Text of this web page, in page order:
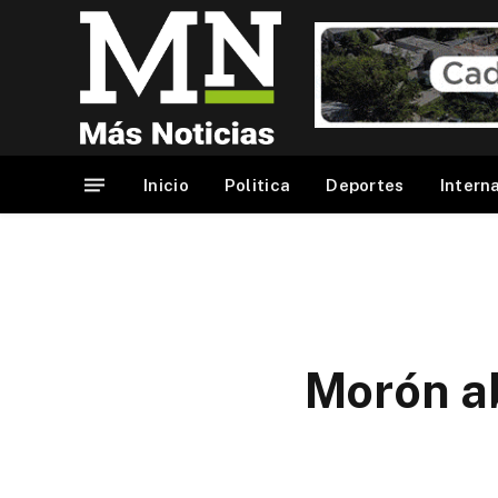
Inicio Politica Deportes
Morón